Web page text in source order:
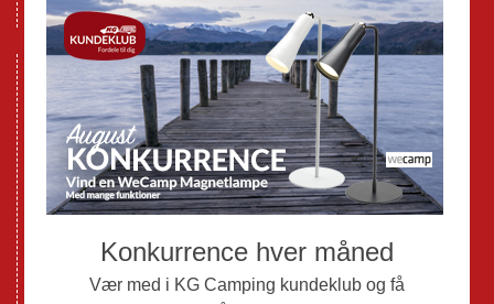
GPDR - Optagelse af foto og video
Nye Campingvogne
Nye Autocampere og Vans
Brugte Campingvogne
Brugte Autocampere og Vans
Webshop
Mortens Campingtips
KG Camping Kundeklub